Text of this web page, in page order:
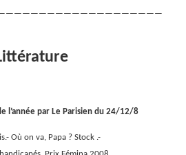
l’année par Le Parisien du 24/12/8
Où on va, Papa ? Stock .-